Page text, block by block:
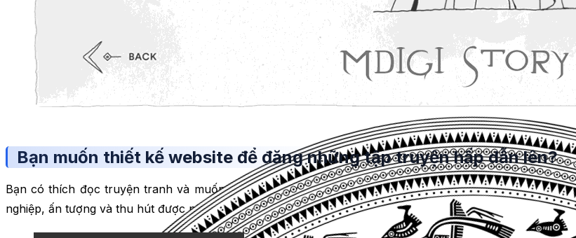
Bạn muốn thiết kế website để đăng những tập truyện hấp dẫn lên?
Bạn có thích đọc truyện tranh và muốn chia sẻ niềm đam mê của mình với những người cùng sở
nghiệp, ấn tượng và thu hút được nhiều người truy cập? Bạn có biết cáchthiết kế website đọc truyện